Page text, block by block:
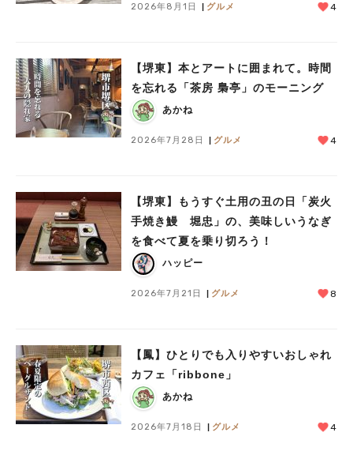
2026年8月1日 グルメ 4
【堺東】本とアートに囲まれて。時間
を忘れる「茶房 梟亭」のモーニング
あかね
2026年7月28日 グルメ 4
【堺東】もうすぐ土用の丑の日「炭火
手焼き鰻 堀忠」の、美味しいうなぎ
を食べて夏を乗り切ろう！
ハッピー
2026年7月21日 グルメ 8
【鳳】ひとりでも入りやすいおしゃれ
カフェ「ribbone」
あかね
2026年7月18日 グルメ 4